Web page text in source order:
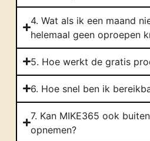
4. Wat als ik een maand
helemaal geen oproepen
5. Hoe werkt de gratis
6. Hoe snel ben ik
7. Kan MIKE365 ook
opnemen?